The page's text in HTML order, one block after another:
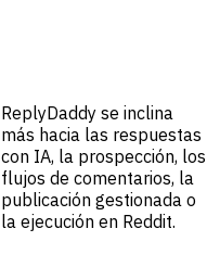
ReplyDaddy se inclina
más hacia las respuestas
con IA, la prospección, los
flujos de comentarios, la
publicación gestionada o
la ejecución en Reddit.